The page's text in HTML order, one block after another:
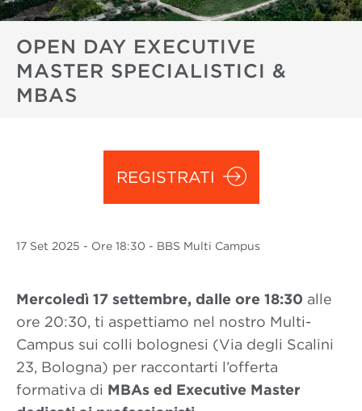
OPEN DAY EXECUTIVE
MASTER SPECIALISTICI &
MBAS
REGISTRATI
17 Set 2025 - Ore 18:30 - BBS Multi Campus
Mercoledì 17 settembre, dalle ore 18:30 alle
ore 20:30, ti aspettiamo nel nostro Multi-
Campus sui colli bolognesi (Via degli Scalini
23, Bologna) per raccontarti l’offerta
formativa di MBAs ed Executive Master